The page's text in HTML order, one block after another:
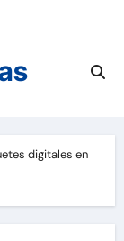
digitales en